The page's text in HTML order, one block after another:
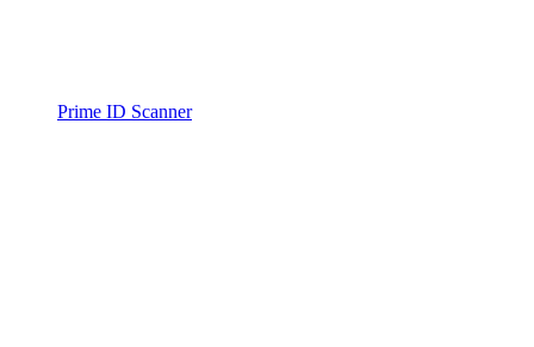
Prime ID Scanner